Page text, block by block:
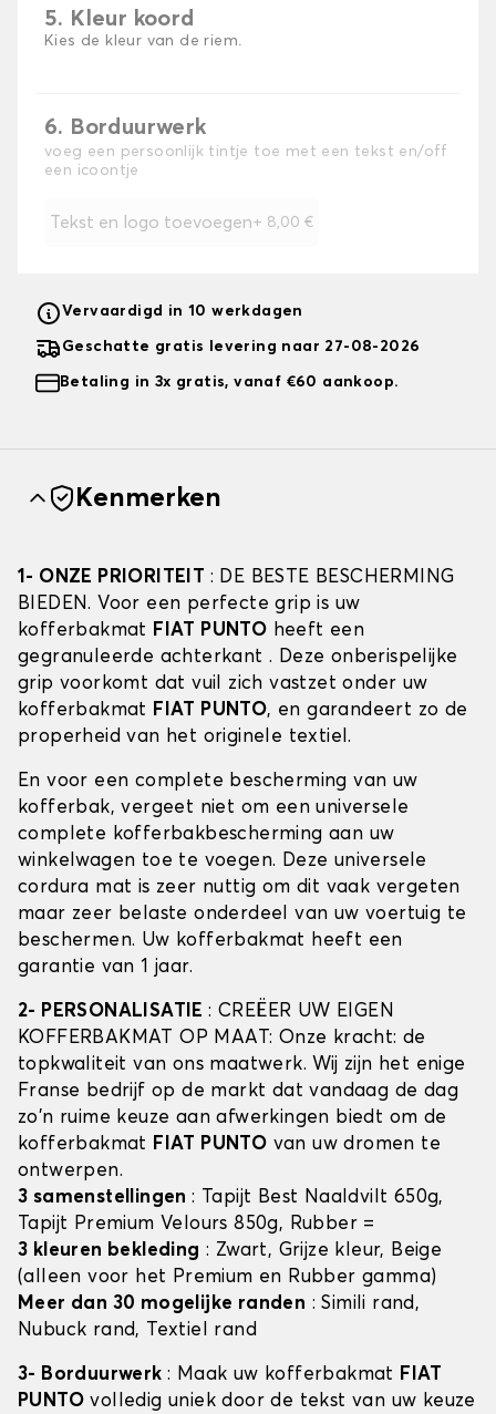
5. Kleur koord
Kies de kleur van de riem.
6. Borduurwerk
voeg een persoonlijk tintje toe met een tekst en/off
een icoontje
Tekst en logo toevoegen+ 8,00 €
Vervaardigd in 10 werkdagen
Geschatte gratis levering naar 27-08-2026
Betaling in 3x gratis, vanaf €60 aankoop.
Kenmerken
1- ONZE PRIORITEIT : DE BESTE BESCHERMING
BIEDEN. Voor een perfecte grip is uw
kofferbakmat FIAT PUNTO heeft een
gegranuleerde achterkant . Deze onberispelijke
grip voorkomt dat vuil zich vastzet onder uw
kofferbakmat FIAT PUNTO, en garandeert zo de
properheid van het originele textiel.
En voor een complete bescherming van uw
kofferbak, vergeet niet om een universele
complete kofferbakbescherming aan uw
winkelwagen toe te voegen. Deze universele
cordura mat is zeer nuttig om dit vaak vergeten
maar zeer belaste onderdeel van uw voertuig te
beschermen. Uw kofferbakmat heeft een
garantie van 1 jaar.
2- PERSONALISATIE: CREËER UW EIGEN
KOFFERBAKMAT OP MAAT: Onze kracht: de
topkwaliteit van ons maatwerk. Wij zijn het enige
Franse bedrijf op de markt dat vandaag de dag
zo'n ruime keuze aan afwerkingen biedt om de
kofferbakmat FIAT PUNTO van uw dromen te
ontwerpen.
3 samenstellingen: Tapijt Best Naaldvilt 650g,
Tapijt Premium Velours 850g, Rubber =
3 kleuren bekleding : Zwart, Grijze kleur, Beige
(alleen voor het Premium en Rubber gamma)
Meer dan 30 mogelijke randen : Simili rand,
Nubuck rand, Textiel rand
3- Borduurwerk : Maak uw kofferbakmat FIAT
PUNTO volledig uniek door de tekst van uw keuze